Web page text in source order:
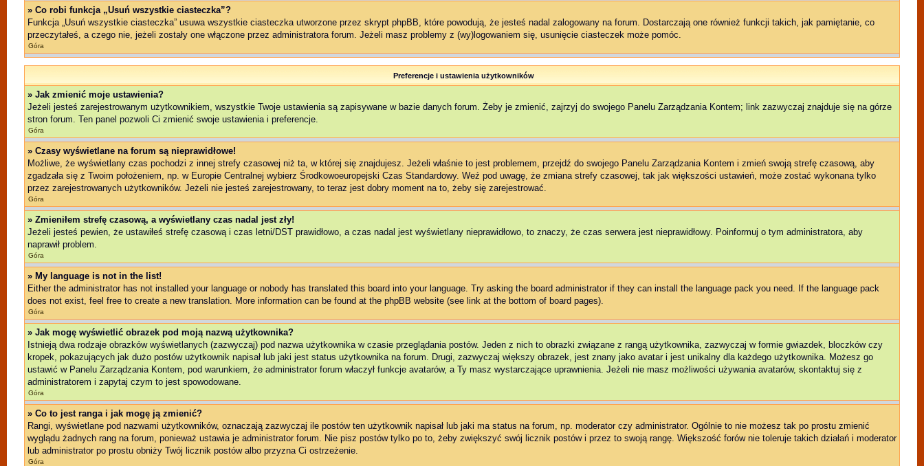
» Co robi funkcja „Usuń wszystkie ciasteczka”?
Funkcja „Usuń wszystkie ciasteczka” usuwa wszystkie ciasteczka utworzone przez skrypt phpBB, które powodują, że jesteś nadal zalogowany na forum. Dostarczają one również funkcji takich, jak pamiętanie, co
przeczytałeś, a czego nie, jeżeli zostały one włączone przez administratora forum. Jeżeli masz problemy z (wy)logowaniem się, usunięcie ciasteczek może pomóc.
Góra
Preferencje i ustawienia użytkowników
» Jak zmienić moje ustawienia?
Jeżeli jesteś zarejestrowanym użytkownikiem, wszystkie Twoje ustawienia są zapisywane w bazie danych forum. Żeby je zmienić, zajrzyj do swojego Panelu Zarządzania Kontem; link zazwyczaj znajduje się na górze
stron forum. Ten panel pozwoli Ci zmienić swoje ustawienia i preferencje.
Góra
» Czasy wyświetlane na forum są nieprawidłowe!
Możliwe, że wyświetlany czas pochodzi z innej strefy czasowej niż ta, w której się znajdujesz. Jeżeli właśnie to jest problemem, przejdź do swojego Panelu Zarządzania Kontem i zmień swoją strefę czasową, aby
zgadzała się z Twoim położeniem, np. w Europie Centralnej wybierz Środkowoeuropejski Czas Standardowy. Weź pod uwagę, że zmiana strefy czasowej, tak jak większości ustawień, może zostać wykonana tylko
przez zarejestrowanych użytkowników. Jeżeli nie jesteś zarejestrowany, to teraz jest dobry moment na to, żeby się zarejestrować.
Góra
» Zmieniłem strefę czasową, a wyświetlany czas nadal jest zły!
Jeżeli jesteś pewien, że ustawiłeś strefę czasową i czas letni/DST prawidłowo, a czas nadal jest wyświetlany nieprawidłowo, to znaczy, że czas serwera jest nieprawidłowy. Poinformuj o tym administratora, aby
naprawił problem.
Góra
» My language is not in the list!
Either the administrator has not installed your language or nobody has translated this board into your language. Try asking the board administrator if they can install the language pack you need. If the language pack
does not exist, feel free to create a new translation. More information can be found at the phpBB website (see link at the bottom of board pages).
Góra
» Jak mogę wyświetlić obrazek pod moją nazwą użytkownika?
Istnieją dwa rodzaje obrazków wyświetlanych (zazwyczaj) pod nazwa użytkownika w czasie przeglądania postów. Jeden z nich to obrazki związane z rangą użytkownika, zazwyczaj w formie gwiazdek, bloczków czy
kropek, pokazujących jak dużo postów użytkownik napisał lub jaki jest status użytkownika na forum. Drugi, zazwyczaj większy obrazek, jest znany jako avatar i jest unikalny dla każdego użytkownika. Możesz go
ustawić w Panelu Zarządzania Kontem, pod warunkiem, że administrator forum właczył funkcje avatarów, a Ty masz wystarczające uprawnienia. Jeżeli nie masz możliwości używania avatarów, skontaktuj się z
administratorem i zapytaj czym to jest spowodowane.
Góra
» Co to jest ranga i jak mogę ją zmienić?
Rangi, wyświetlane pod nazwami użytkowników, oznaczają zazwyczaj ile postów ten użytkownik napisał lub jaki ma status na forum, np. moderator czy administrator. Ogólnie to nie możesz tak po prostu zmienić
wyglądu żadnych rang na forum, ponieważ ustawia je administrator forum. Nie pisz postów tylko po to, żeby zwiększyć swój licznik postów i przez to swoją rangę. Większość forów nie toleruje takich działań i moderator
lub administrator po prostu obniży Twój licznik postów albo przyzna Ci ostrzeżenie.
Góra